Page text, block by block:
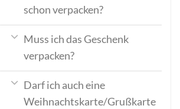
schon verpacken?
Muss ich das Geschenk
verpacken?
Darf ich auch eine
Weihnachtskarte/Grußkarte